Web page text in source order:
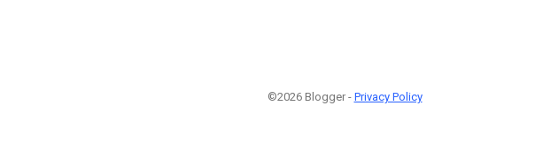
©2026 Blogger - Privacy Policy